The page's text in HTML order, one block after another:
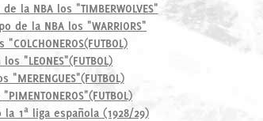
la NBA los "TIMBERWOLVES"
de la NBA los "WARRIORS"
"LEONES"(FUTBOL)
1ª liga española (1928/29)